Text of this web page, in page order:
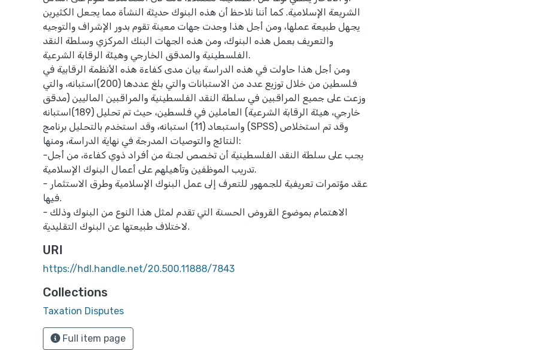
الشريعة الإسلامية. كما أننا نلاحظ أن هذه البنوك حديثة النشأة مما يجعل الكثيرين
يجهل طبيعة عملها، ومن أجل هذا وجدت جهات معينة تقوم بدور الإشراف والتوجيه
والتعريف بعمل هذه البنوك، ومن هذه الجهات البنك المركزي وسلطة النقد
الفلسطينية والمدقق الخارجي وهيئة الرقابة الشرعية.
ومن أجل هذا حاولت في هذه الدراسة بيان مدى كفاءة هذه الأنظمة الرقابية في
فلسطين من خلال توزيع عدد من الاستبانات والتي بلغ عددها (200)استبانه، والتي
وزعت على جميع المراقبين في سلطة النقد الفلسطينية والمراقبين الماليين (مدقق
خارجي، هيئة الرقابة الشرعية) العاملين في فلسطين، حيث تم تحليل (189)استبانه
واستبعاد (11) استبانه، وقد استخدم بالتحليل برنامج (SPSS) وقد تم استخلاص
النتائج والتوصيات المدرجة في نهاية الدراسة، ومنها:
-يجب على سلطة النقد الفلسطينية أن تخصص لجنة من أفراد ذوي كفاءة، من أجل
تدريب الموظفين وتأهيلهم على أعمال البنوك الإسلامية.
- عقد مؤتمرات تعريفية للجمهور للتعرف إلى عمل البنوك الإسلامية وطرق الاستثمار
فيها.
- الاهتمام بموضوع القروض الحسنة التي تقدم لمثل هذا النوع من البنوك وذلك
لاختلاف طبيعتها عن البنوك التقليدية.
URI
https://hdl.handle.net/20.500.11888/7843
Collections
Taxation Disputes
Full item page